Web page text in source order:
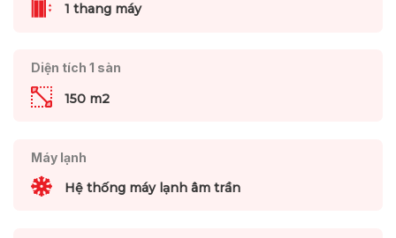
1 thang máy
Diện tích 1 sàn
150 m2
Máy lạnh
Hệ thống máy lạnh âm trần